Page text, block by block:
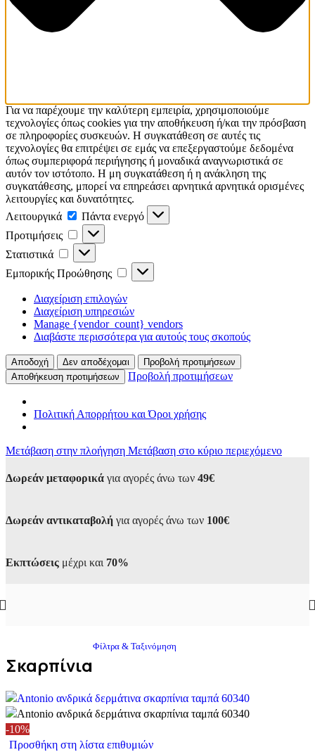
Για να παρέχουμε την καλύτερη εμπειρία, χρησιμοποιούμε
τεχνολογίες όπως cookies για την αποθήκευση ή/και την πρόσβαση
σε πληροφορίες συσκευών. Η συγκατάθεση σε αυτές τις
τεχνολογίες θα επιτρέψει σε εμάς να επεξεργαστούμε δεδομένα
όπως συμπεριφορά περιήγησης ή μοναδικά αναγνωριστικά σε
αυτόν τον ιστότοπο. Η μη συγκατάθεση ή η ανάκληση της
συγκατάθεσης, μπορεί να επηρεάσει αρνητικά αρνητικά ορισμένες
λειτουργίες και δυνατότητες.
Λειτουργικά
Πάντα ενεργό
Προτιμήσεις
Στατιστικά
Εμπορικής Προώθησης
Διαχείριση επιλογών
Διαχείριση υπηρεσιών
Manage {vendor_count} vendors
Διαβάστε περισσότερα για αυτούς τους σκοπούς
Αποδοχή Δεν αποδέχομαι
Προβολή προτιμήσεων
Αποθήκευση προτιμήσεων
Προβολή προτιμήσεων
Πολιτική Απορρήτου και Όροι χρήσης
Μετάβαση στην πλοήγηση Μετάβαση στο κύριο περιεχόμενο
Δωρεάν μεταφορικά για αγορές άνω των 49€
Δωρεάν αντικαταβολή για αγορές άνω των 100€
Εκπτώσεις μέχρι και 70%
Σκαρπίνια
Φίλτρα & Ταξινόμηση
-10%
Προσθήκη στη λίστα επιθυμιών